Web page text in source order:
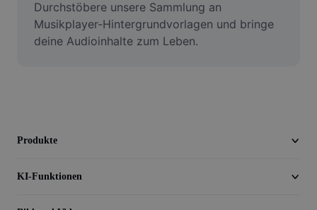
Video zuschneiden
Durchstöbere unsere Sammlung an
Musikplayer-Hintergrundvorlagen und bringe
deine Audioinhalte zum Leben.
Produkte
KI-Funktionen